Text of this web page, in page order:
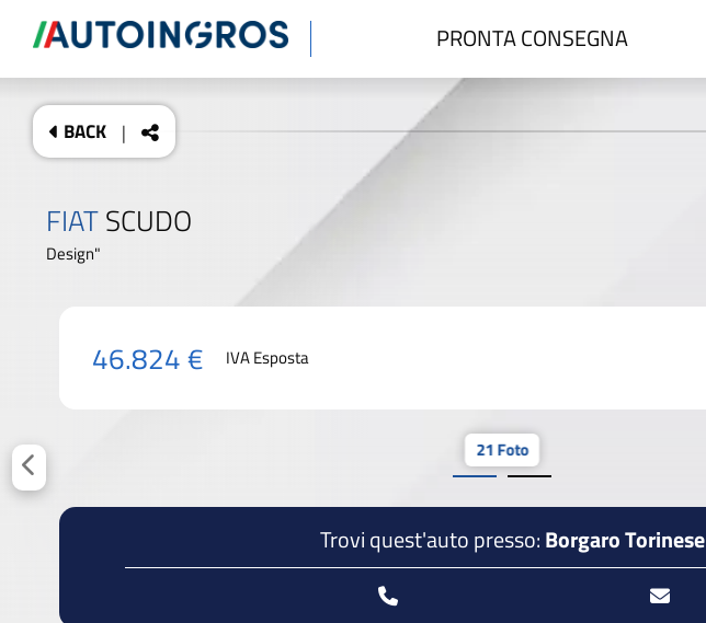
PRONTA CONSEGNA
BACK |
FIATSCUDO
Design"
46.824 € IVA Esposta
21 Foto
Trovi quest'auto presso:Borgaro Torinese